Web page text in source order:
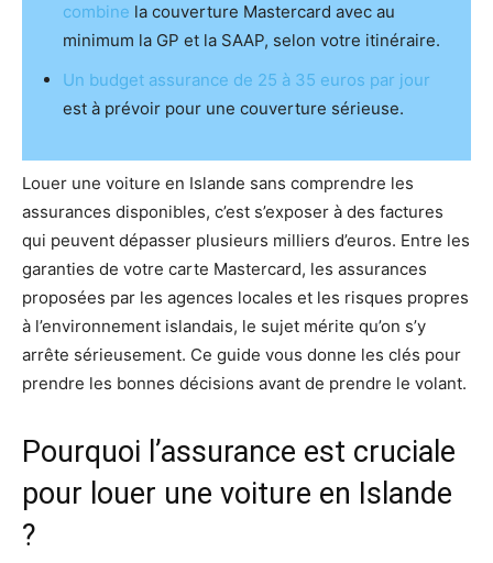
combine la couverture Mastercard avec au
minimum la GP et la SAAP, selon votre itinéraire.
Un budget assurance de 25 à 35 euros par jour
est à prévoir pour une couverture sérieuse.
Louer une voiture en Islande sans comprendre les
assurances disponibles, c’est s’exposer à des factures
qui peuvent dépasser plusieurs milliers d’euros. Entre les
garanties de votre carte Mastercard, les assurances
proposées par les agences locales et les risques propres
à l’environnement islandais, le sujet mérite qu’on s’y
arrête sérieusement. Ce guide vous donne les clés pour
prendre les bonnes décisions avant de prendre le volant.
Pourquoi l’assurance est cruciale
pour louer une voiture en Islande
?